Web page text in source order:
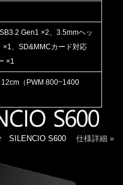
Gen1 ×2、3.5mmヘッ
×1、SD&MMCカード対応
×1
（PWM 800~1400
SILENCIO S600 仕様詳細 »